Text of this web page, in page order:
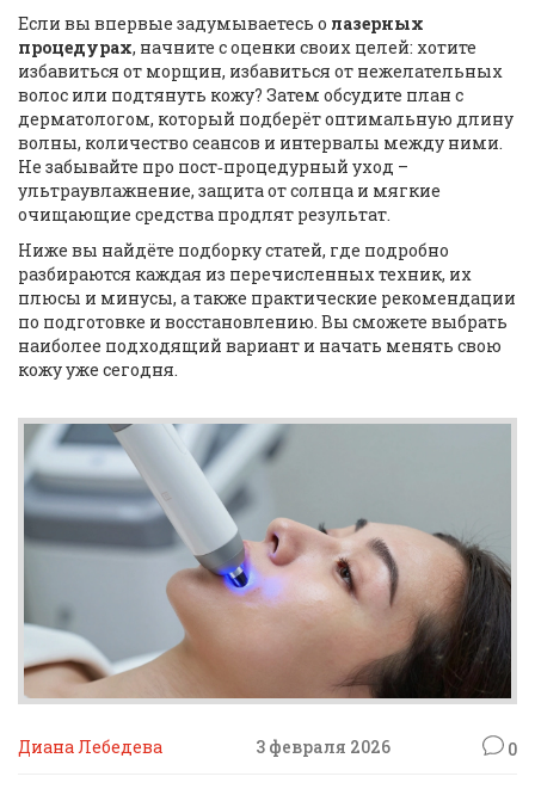
Если вы впервые задумываетесь о лазерных
процедурах, начните с оценки своих целей: хотите
избавиться от морщин, избавиться от нежелательных
волос или подтянуть кожу? Затем обсудите план с
дерматологом, который подберёт оптимальную длину
волны, количество сеансов и интервалы между ними.
Не забывайте про пост‑процедурный уход –
ультраувлажнение, защита от солнца и мягкие
очищающие средства продлят результат.
Ниже вы найдёте подборку статей, где подробно
разбираются каждая из перечисленных техник, их
плюсы и минусы, а также практические рекомендации
по подготовке и восстановлению. Вы сможете выбрать
наиболее подходящий вариант и начать менять свою
кожу уже сегодня.
Диана Лебедева 3 февраля 2026 0